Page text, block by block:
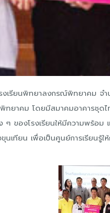
งเรียนพิทยาลงกรณ์พิทยาค
าคม โดยมีสมาคมอาคารชุด
ของโรงเรียนให้มีความพร้อม
ทียน เพื่อเป็นศูนย์การเรียนรู้ใ